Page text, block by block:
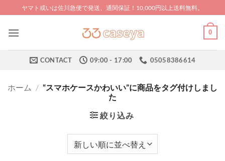
to
content
ヤマト或いは佐川急便で発送、通関保証！10,000円以上送料無料。
0
CONTACT 09:00 - 17:00 05058386614
ホーム / “スマホケースかわいい”に商品をタグ付けしまし
た
絞り込み